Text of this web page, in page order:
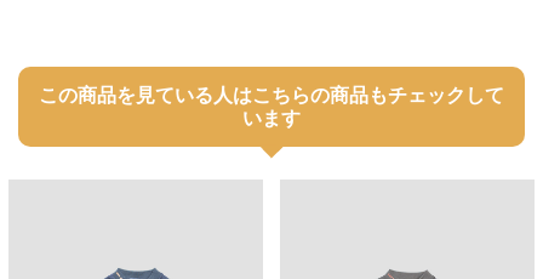
この商品を見ている人はこちらの商品もチェックして
います